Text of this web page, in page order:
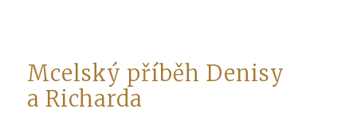
Mcelský příběh Denisy
a Richarda